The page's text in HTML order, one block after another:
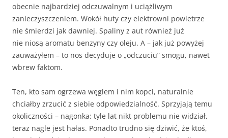
obecnie najbardziej odczuwalnym i uciążliwym
zanieczyszczeniem. Wokół huty czy elektrowni powietrze
nie śmierdzi jak dawniej. Spaliny z aut również już
nie niosą aromatu benzyny czy oleju. A – jak już powyżej
zauważyłem – to nos decyduje o „odczuciu” smogu, nawet
wbrew faktom.
Ten, kto sam ogrzewa węglem i nim kopci, naturalnie
chciałby zrzucić z siebie odpowiedzialność. Sprzyjają temu
okoliczności – nagonka: tyle lat nikt problemu nie widział,
teraz nagle jest hałas. Ponadto trudno się dziwić, że ktoś,